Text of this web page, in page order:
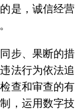
是，诚信经营
步、果断的措
法行为依法追
查和审查的有
，运用数字技